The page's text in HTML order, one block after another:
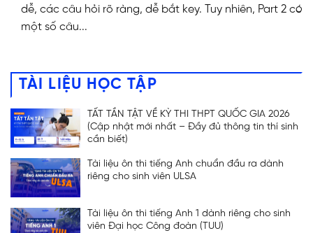
dễ, các câu hỏi rõ ràng, dễ bắt key. Tuy nhiên, Part 2 có
một số câu...
TÀI LIỆU HỌC TẬP
TẤT TẦN TẬT VỀ KỲ THI THPT QUỐC GIA 2026
(Cập nhật mới nhất – Đầy đủ thông tin thí sinh
cần biết)
Tài liệu ôn thi tiếng Anh chuẩn đầu ra dành
riêng cho sinh viên ULSA
Tài liệu ôn thi tiếng Anh 1 dành riêng cho sinh
viên Đại học Công đoàn (TUU)